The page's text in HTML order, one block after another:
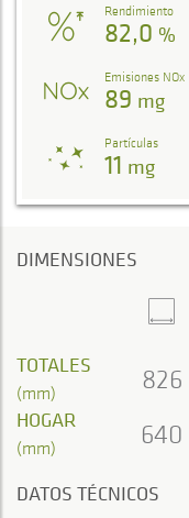
Rendimiento
82,0 %
Emisiones NOx
89 mg
Partículas
11 mg
DIMENSIONES
TOTALES
(mm) 826
HOGAR
(mm) 640
DATOS TÉCNICOS